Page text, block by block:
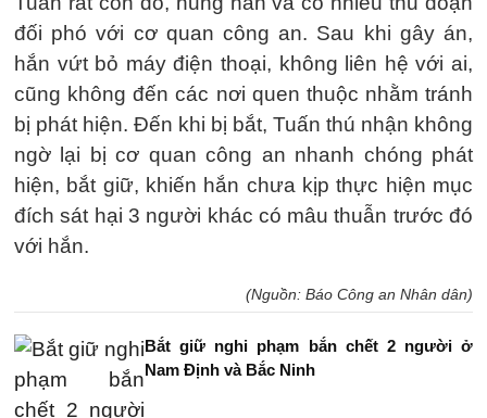
đối phó với cơ quan công an. Sau khi gây án,
hắn vứt bỏ máy điện thoại, không liên hệ với ai,
cũng không đến các nơi quen thuộc nhằm tránh
bị phát hiện. Đến khi bị bắt, Tuấn thú nhận không
ngờ lại bị cơ quan công an nhanh chóng phát
hiện, bắt giữ, khiến hắn chưa kịp thực hiện mục
đích sát hại 3 người khác có mâu thuẫn trước đó
với hắn.
(Nguồn: Báo Công an Nhân dân)
Bắt giữ nghi phạm bắn chết 2 người ở
Nam Định và Bắc Ninh